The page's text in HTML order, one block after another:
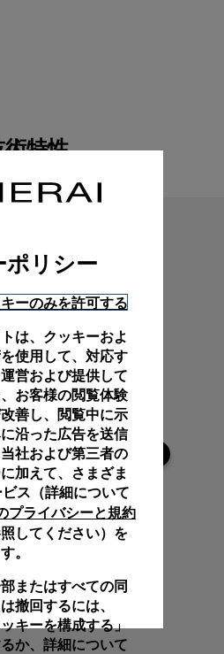
特性
ポリシー
ーのみを許可する
は、クッキーおよ
使用して、対応す
営および提供して
お客様の閲覧体験
善し、閲覧中に示
沿った広告を送信
社および第三者の
加えて、さまざま
ス（詳細について
プライバシーと規約
してください）を
。
またはすべての同
撤回するには、
キーを構成する」
か、詳細について